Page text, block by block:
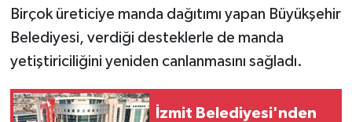
Birçok üreticiye manda dağıtımı yapan Büyükşehir
Belediyesi, verdiği desteklerle de manda
yetiştiriciliğini yeniden canlanmasını sağladı.
İzmit Belediyesi'nden